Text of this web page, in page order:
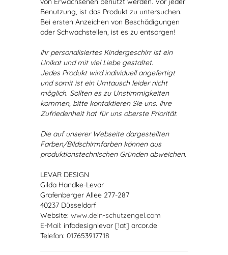
Benutzung, ist das Produkt zu untersuchen.
Bei ersten Anzeichen von Beschädigungen
oder Schwachstellen, ist es zu entsorgen!
Ihr personalisiertes Kindergeschirr ist ein
Unikat und mit viel Liebe gestaltet.
Jedes Produkt wird individuell angefertigt
und somit ist ein Umtausch leider nicht
möglich. Sollten es zu Unstimmigkeiten
kommen, bitte kontaktieren Sie uns. Ihre
Zufriedenheit hat für uns oberste Priorität.
Die auf unserer Webseite dargestellten
Farben/Bildschirmfarben können aus
produktionstechnischen Gründen abweichen.
LEVAR DESIGN
Gilda Handke-Levar
Grafenberger Allee 277-287
40237 Düsseldorf
Website: www.dein-schutzengel.com
E-Mail: infodesignlevar [!at] arcor.de
Telefon: 017653917718